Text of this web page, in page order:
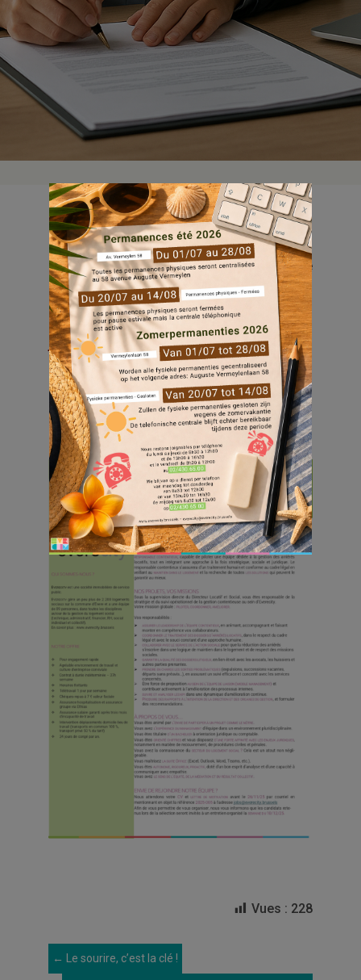
Pour renforcer nos équipes, nous sommes
à la recherche d’un profil pour notre cellule
Contentieux :
Responsable Contentieux (
candidatures
jusqu’au 26/11)
Découvrez le détail des missions et profils
recherchés en cliquant surJobset postuler
Vues : 228
← Le sourire, c’est la clé !